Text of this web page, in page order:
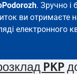
. Зручно і
ви отримаєте
електронного
PKP